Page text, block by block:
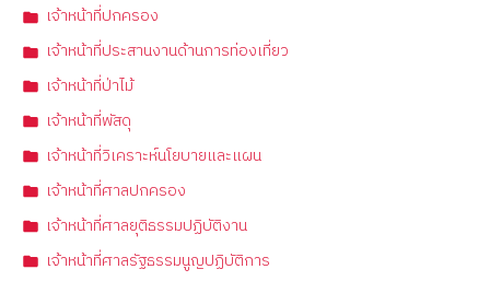
เจ้าหน้าที่ปกครอง
เจ้าหน้าที่ประสานงานด้านการท่องเที่ยว
เจ้าหน้าที่ป่าไม้
เจ้าหน้าที่พัสดุ
เจ้าหน้าที่วิเคราะห์นโยบายและแผน
เจ้าหน้าที่ศาลปกครอง
เจ้าหน้าที่ศาลยุติธรรมปฏิบัติงาน
เจ้าหน้าที่ศาลรัฐธรรมนูญปฏิบัติการ